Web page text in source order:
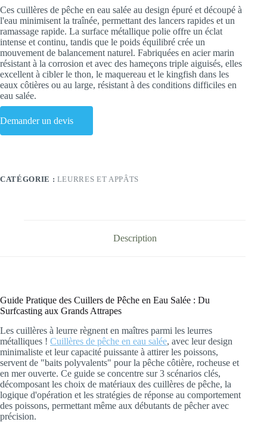
Ces cuillères de pêche en eau salée au design épuré et découpé à
l'eau minimisent la traînée, permettant des lancers rapides et un
ramassage rapide. La surface métallique polie offre un éclat
intense et continu, tandis que le poids équilibré crée un
mouvement de balancement naturel. Fabriquées en acier marin
résistant à la corrosion et avec des hameçons triple aiguisés, elles
excellent à cibler le thon, le maquereau et le kingfish dans les
eaux côtières ou au large, résistant à des conditions difficiles en
eau salée.
Demander un devis
CATÉGORIE : LEURRES ET APPÂTS
Description
Guide Pratique des Cuillers de Pêche en Eau Salée : Du
Surfcasting aux Grands Attrapes
Les cuillères à leurre règnent en maîtres parmi les leurres
métalliques ! Cuillères de pêche en eau salée, avec leur design
minimaliste et leur capacité puissante à attirer les poissons,
servent de "baits polyvalents" pour la pêche côtière, rocheuse et
en mer ouverte. Ce guide se concentre sur 3 scénarios clés,
décomposant les choix de matériaux des cuillères de pêche, la
logique d'opération et les stratégies de réponse au comportement
des poissons, permettant même aux débutants de pêcher avec
précision.